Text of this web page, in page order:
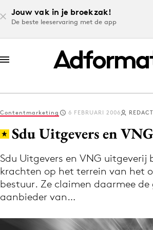
Jouw vak in je broekzak!
De beste leeservaring met de app
Log in
Download de app
Volg het laatste nieuws via
Nieuws app
Contentmarketing 6 FEBRUARI 2006
Sdu Uitgevers en
Sdu Uitgevers en VNG uitgeverij
krachten op het terrein van het
bestuur. Ze claimen daarmee
aanbieder van…